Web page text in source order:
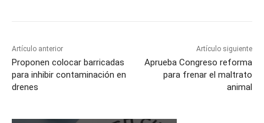
Artículo anterior
Proponen colocar barricadas
para inhibir contaminación en
drenes
Artículo siguiente
Aprueba Congreso reforma
para frenar el maltrato
animal